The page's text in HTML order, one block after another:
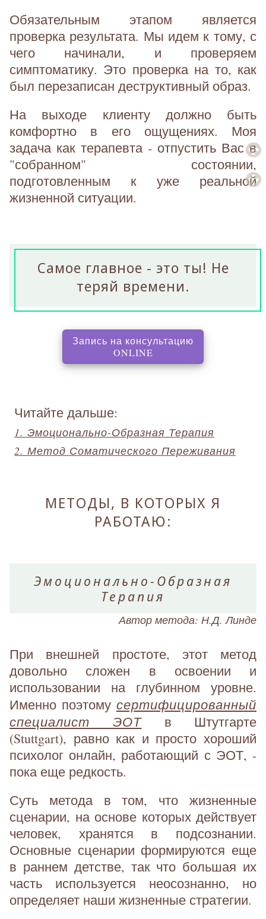
Обязательным этапом является
проверка результата. Мы идем к тому, с
чего начинали, и проверяем
симптоматику. Это проверка на то, как
был перезаписан деструктивный образ.
На выходе клиенту должно быть
комфортно в его ощущениях. Моя
задача как терапевта - отпустить Вас в
"собранном" состоянии,
подготовленным к уже реальной
жизненной ситуации.
Самое главное - это ты! Не
теряй времени.
Запись на консультацию
ONLINE, перенаправляет на
Читайте дальше:
1. Эмоционально-Образная Терапия
2. Метод Соматического Переживания
МЕТОДЫ, В КОТОРЫХ Я
РАБОТАЮ:
Эмоционально-Образная
Терапия
Автор метода: Н.Д. Линде
При внешней простоте, этот метод
довольно сложен в освоении и
использовании на глубинном уровне.
Именно поэтому сертифицированный
специалист ЭОТв Штутгарте
(Stuttgart), равно как и просто хороший
психолог онлайн, работающий с ЭОТ, -
пока еще редкость.
Суть метода в том, что жизненные
сценарии, на основе которых действует
человек, хранятся в подсознании.
Основные сценарии формируются еще
в раннем детстве, так что большая их
часть используется неосознанно, но
определяет наши жизненные стратегии.